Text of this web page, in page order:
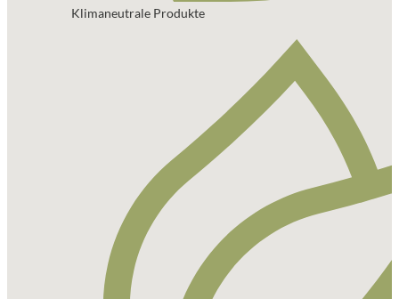
Klimaneutrale Produkte